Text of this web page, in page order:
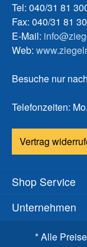
Tel: 040/31 81
Fax: 040/31 81
E-Mail:
Web:
Besuche nur
Telefonzeiten:
Vertrag
Shop Service
Unternehmen
* Alle